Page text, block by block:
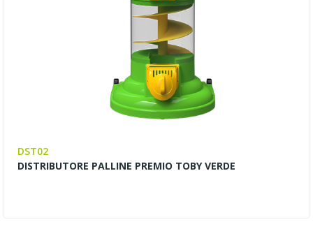
DST02
DISTRIBUTORE PALLINE PREMIO TOBY VERDE